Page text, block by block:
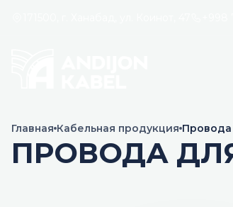
Главная Кабельная продукция Провода
ПРОВОДА